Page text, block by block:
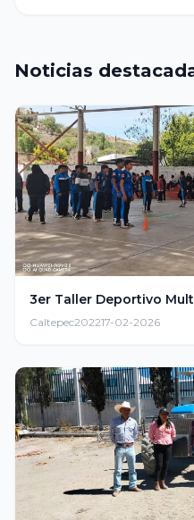
Noticias
3er Taller Deportivo
Caltepec202217-02-2026